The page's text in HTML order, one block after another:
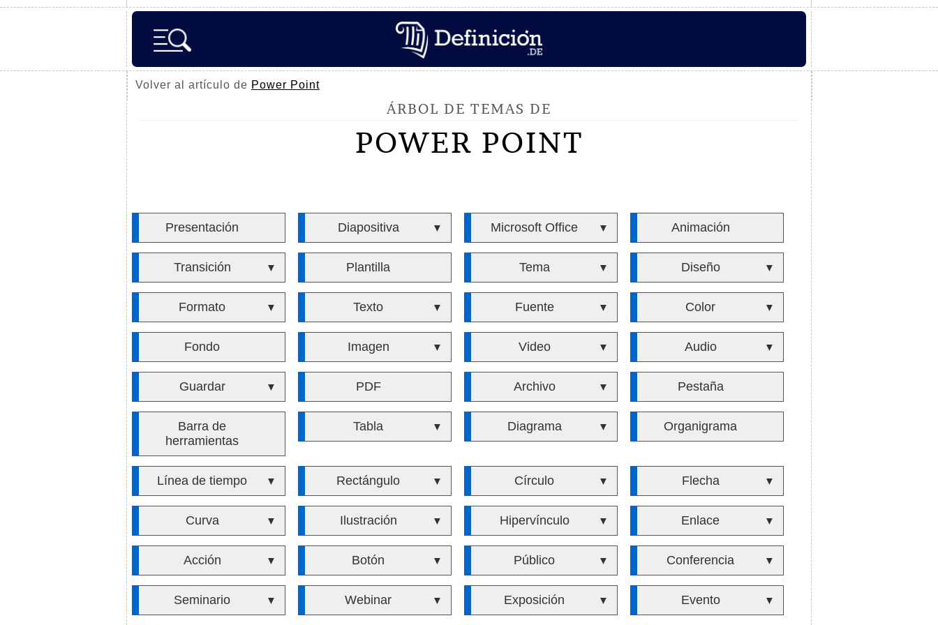
Volver al artículo de Power Point
ÁRBOL DE TEMAS DE
POWER POINT
Presentación Diapositiva ▼ Microsoft Office ▼ Animación
Transición ▼ Plantilla Tema ▼ Diseño ▼
Formato ▼ Texto ▼ Fuente ▼ Color ▼
Fondo Imagen ▼ Video ▼ Audio ▼
Guardar ▼ PDF Archivo ▼ Pestaña
Barra de
herramientas
Tabla ▼ Diagrama ▼ Organigrama
Línea de tiempo ▼ Rectángulo ▼ Círculo ▼ Flecha ▼
Curva ▼ Ilustración ▼ Hipervínculo ▼ Enlace ▼
Acción ▼ Botón ▼ Público ▼ Conferencia ▼
Seminario ▼ Webinar ▼ Exposición ▼ Evento ▼